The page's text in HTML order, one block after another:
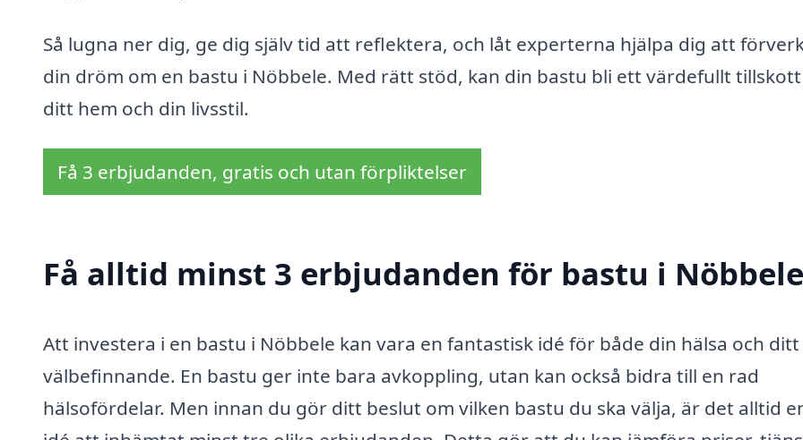
Så lugna ner dig, ge dig själv tid att reflektera, och låt experterna hjälpa dig att
din dröm om en bastu i Nöbbele. Med rätt stöd, kan din bastu bli ett värdefullt
ditt hem och din livsstil.
Få 3 erbjudanden, gratis och utan förpliktelser
Få alltid minst 3 erbjudanden för bastu i Nöbbele
Att investera i en bastu i Nöbbele kan vara en fantastisk idé för både din hälsa och ditt
välbefinnande. En bastu ger inte bara avkoppling, utan kan också bidra till en rad
hälsofördelar. Men innan du gör ditt beslut om vilken bastu du ska välja, är det alltid